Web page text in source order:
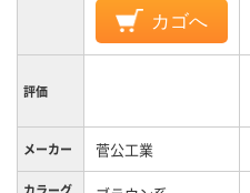
カゴへ
評価
メーカー 菅公工業